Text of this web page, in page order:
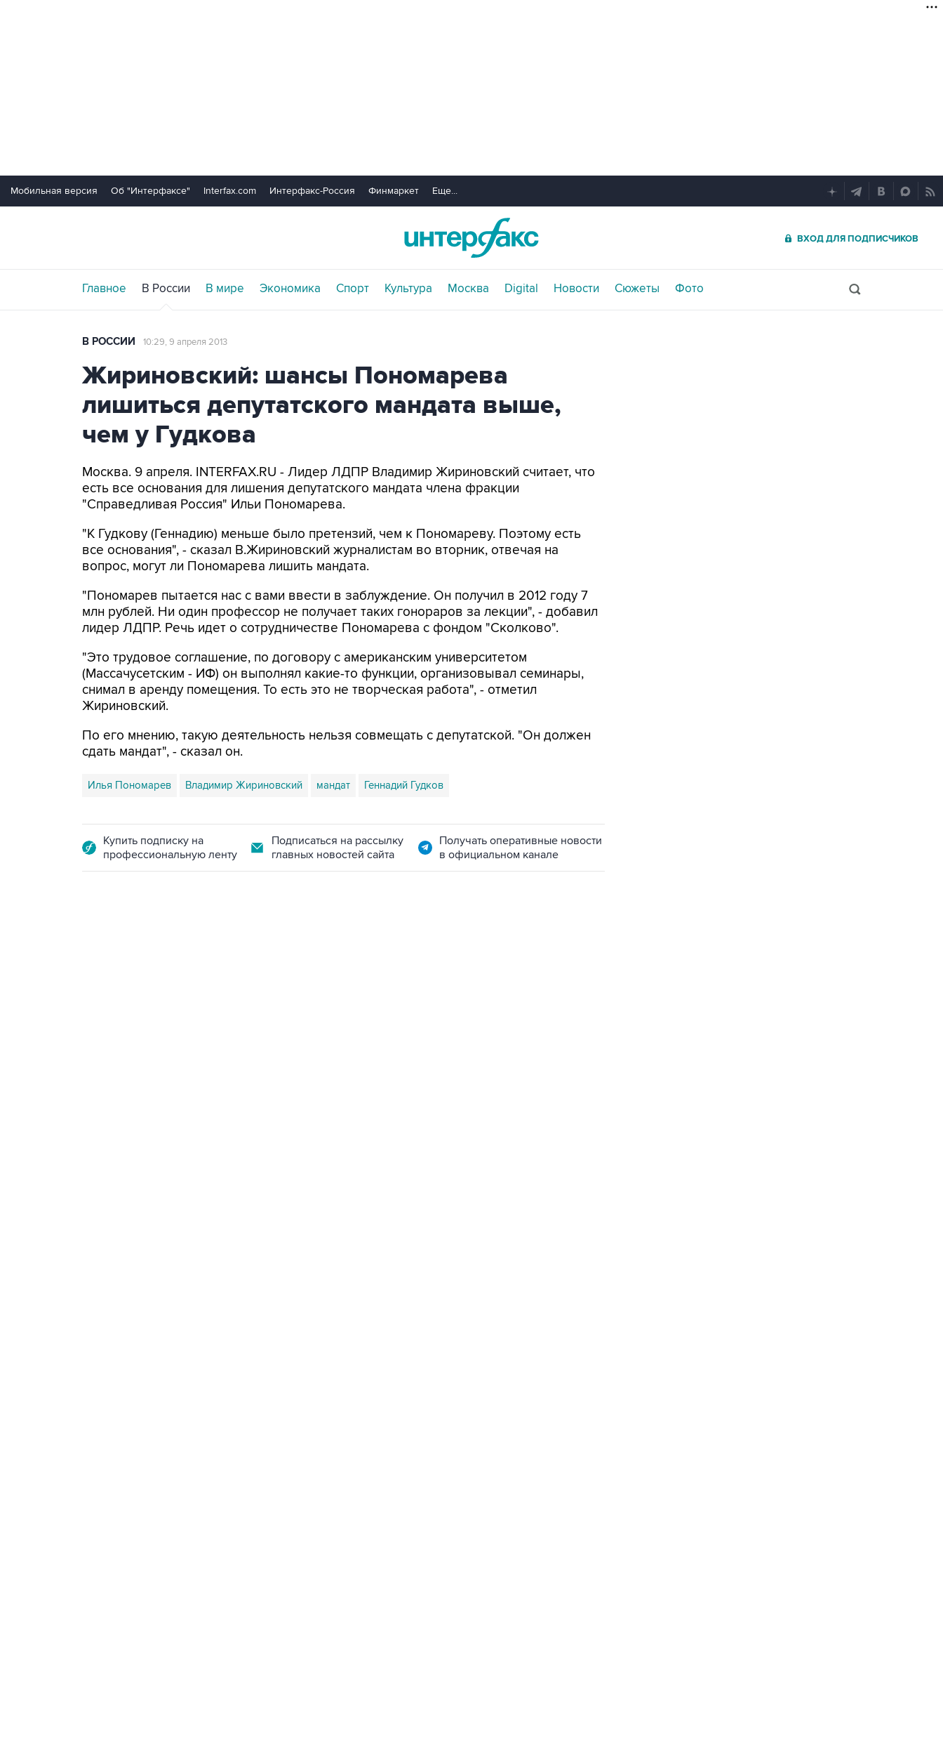
Мобильная версия Об "Интерфаксе" Interfax.com Интерфакс-Россия Финмаркет Еще...
ВХОД ДЛЯ ПОДПИСЧИКОВ
Главное В России В мире Экономика Спорт Культура Москва Digital Новости Сюжеты Фото
В РОССИИ 10:29, 9 апреля 2013
Жириновский: шансы Пономарева
лишиться депутатского мандата выше,
чем у Гудкова
Москва. 9 апреля. INTERFAX.RU - Лидер ЛДПР Владимир Жириновский считает, что
есть все основания для лишения депутатского мандата члена фракции
"Справедливая Россия" Ильи Пономарева.
"К Гудкову (Геннадию) меньше было претензий, чем к Пономареву. Поэтому есть
все основания", - сказал В.Жириновский журналистам во вторник, отвечая на
вопрос, могут ли Пономарева лишить мандата.
"Пономарев пытается нас с вами ввести в заблуждение. Он получил в 2012 году 7
млн рублей. Ни один профессор не получает таких гонораров за лекции", - добавил
лидер ЛДПР. Речь идет о сотрудничестве Пономарева с фондом "Сколково".
"Это трудовое соглашение, по договору с американским университетом
(Массачусетским - ИФ) он выполнял какие-то функции, организовывал семинары,
снимал в аренду помещения. То есть это не творческая работа", - отметил
Жириновский.
По его мнению, такую деятельность нельзя совмещать с депутатской. "Он должен
сдать мандат", - сказал он.
Илья Пономарев Владимир Жириновский мандат Геннадий Гудков
Купить подписку на
профессиональную ленту
Подписаться на рассылку
главных новостей сайта
Получать оперативные новости
в официальном канале